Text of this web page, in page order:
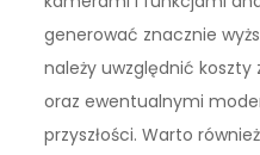
generować znacznie
należy uwzględnić koszty
oraz ewentualnymi
przyszłości. Warto